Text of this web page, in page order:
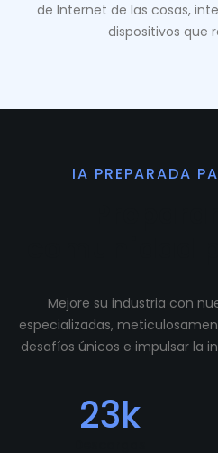
de Internet de las cosas,
dispositivos que
IA PREPARADA
Mejore su industria con
especializadas,
desafíos únicos e impulsar la
23k